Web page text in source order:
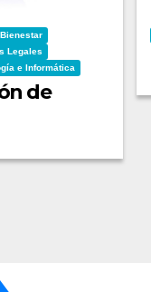
Legales
e Informática
de